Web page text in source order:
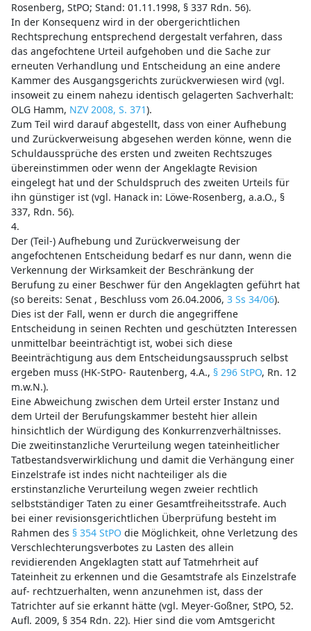
Rosenberg, StPO; Stand: 01.11.1998, § 337 Rdn. 56).
In der Konsequenz wird in der obergerichtlichen
Rechtsprechung entsprechend dergestalt verfahren, dass
das angefochtene Urteil aufgehoben und die Sache zur
erneuten Verhandlung und Entscheidung an eine andere
Kammer des Ausgangsgerichts zurückverwiesen wird (vgl.
insoweit zu einem nahezu identisch gelagerten Sachverhalt:
OLG Hamm, NZV 2008, S. 371).
Zum Teil wird darauf abgestellt, dass von einer Aufhebung
und Zurückverweisung abgesehen werden könne, wenn die
Schuldaussprüche des ersten und zweiten Rechtszuges
übereinstimmen oder wenn der Angeklagte Revision
eingelegt hat und der Schuldspruch des zweiten Urteils für
ihn günstiger ist (vgl. Hanack in: Löwe-Rosenberg, a.a.O., §
337, Rdn. 56).
4.
Der (Teil-) Aufhebung und Zurückverweisung der
angefochtenen Entscheidung bedarf es nur dann, wenn die
Verkennung der Wirksamkeit der Beschränkung der
Berufung zu einer Beschwer für den Angeklagten geführt hat
(so bereits: Senat , Beschluss vom 26.04.2006, 3 Ss 34/06).
Dies ist der Fall, wenn er durch die angegriffene
Entscheidung in seinen Rechten und geschützten Interessen
unmittelbar beeinträchtigt ist, wobei sich diese
Beeinträchtigung aus dem Entscheidungsausspruch selbst
ergeben muss (HK-StPO- Rautenberg, 4.A., § 296 StPO, Rn. 12
m.w.N.).
Eine Abweichung zwischen dem Urteil erster Instanz und
dem Urteil der Berufungskammer besteht hier allein
hinsichtlich der Würdigung des Konkurrenzverhältnisses.
Die zweitinstanzliche Verurteilung wegen tateinheitlicher
Tatbestandsverwirklichung und damit die Verhängung einer
Einzelstrafe ist indes nicht nachteiliger als die
erstinstanzliche Verurteilung wegen zweier rechtlich
selbstständiger Taten zu einer Gesamtfreiheitsstrafe. Auch
bei einer revisionsgerichtlichen Überprüfung besteht im
Rahmen des § 354 StPO die Möglichkeit, ohne Verletzung des
Verschlechterungsverbotes zu Lasten des allein
revidierenden Angeklagten statt auf Tatmehrheit auf
Tateinheit zu erkennen und die Gesamtstrafe als Einzelstrafe
auf- rechtzuerhalten, wenn anzunehmen ist, dass der
Tatrichter auf sie erkannt hätte (vgl. Meyer-Goßner, StPO, 52.
Aufl. 2009, § 354 Rdn. 22). Hier sind die vom Amtsgericht